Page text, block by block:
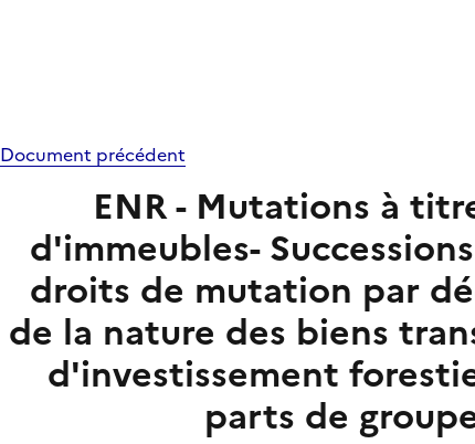
Document précédent
ENR - Mutations à
d'immeubles-
droits de mutation par
de la nature des biens
d'investissement
parts de